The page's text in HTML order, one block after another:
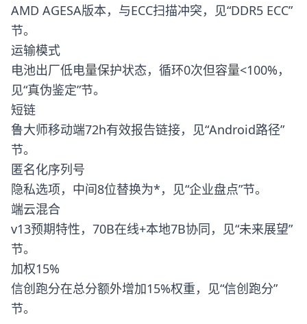
AMD AGESA版本，与ECC扫描冲突，见“DDR5 ECC”
节。
运输模式
电池出厂低电量保护状态，循环0次但容量<100%，
见“真伪鉴定”节。
短链
鲁大师移动端72h有效报告链接，见“Android路径”
节。
匿名化序列号
隐私选项，中间8位替换为*，见“企业盘点”节。
端云混合
v13预期特性，70B在线+本地7B协同，见“未来展望”
节。
加权15%
信创跑分在总分额外增加15%权重，见“信创跑分”
节。